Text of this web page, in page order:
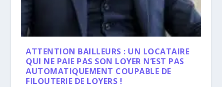
ATTENTION BAILLEURS : UN LOCATAIRE
QUI NE PAIE PAS SON LOYER N’EST PAS
AUTOMATIQUEMENT COUPABLE DE
FILOUTERIE DE LOYERS !